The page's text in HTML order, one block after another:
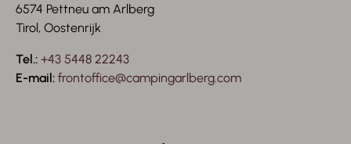
6574 Pettneu am Arlberg
Tirol, Oostenrijk
Tel.: +43 5448 22243
E-mail: frontoffice@campingarlberg.com